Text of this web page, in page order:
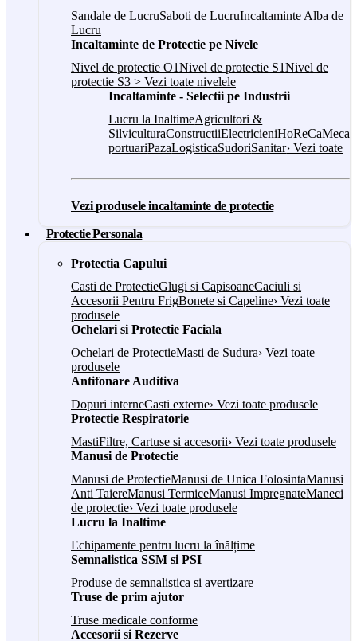
Sandale de LucruSaboti de LucruIncaltaminte Alba de
Lucru
Incaltaminte de Protectie pe Nivele
Nivel de protectie O1Nivel de protectie S1Nivel de
protectie S3 > Vezi toate nivelele
Incaltaminte - Selectii pe Industrii
Lucru la InaltimeAgricultori &
SilviculturaConstructiiElectricieniHoReCa
portuariPazaLogisticaSudoriSanitar› Vezi toate
Vezi produsele incaltaminte de protectie
Protectie Personala
Protectia Capului
Casti de ProtectieGlugi si CapisoaneCaciuli si
Accesorii Pentru FrigBonete si Capeline› Vezi toate
produsele
Ochelari si Protectie Faciala
Ochelari de ProtectieMasti de Sudura› Vezi toate
produsele
Antifonare Auditiva
Dopuri interneCasti externe› Vezi toate produsele
Protectie Respiratorie
MastiFiltre, Cartuse si accesorii› Vezi toate produsele
Manusi de Protectie
Manusi de ProtectieManusi de Unica FolosintaManusi
Anti TaiereManusi TermiceManusi ImpregnateManeci
de protectie› Vezi toate produsele
Lucru la Inaltime
Echipamente pentru lucru la înălțime
Semnalistica SSM si PSI
Produse de semnalistica si avertizare
Truse de prim ajutor
Truse medicale conforme
Accesorii si Rezerve